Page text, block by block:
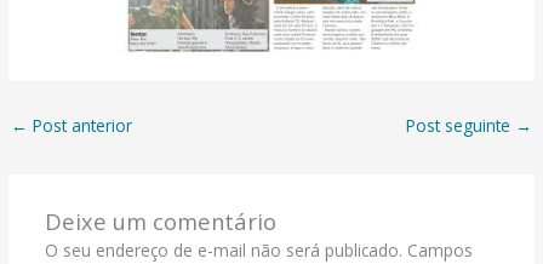
← Post anterior Post seguinte →
Deixe um comentário
O seu endereço de e-mail não será publicado. Campos